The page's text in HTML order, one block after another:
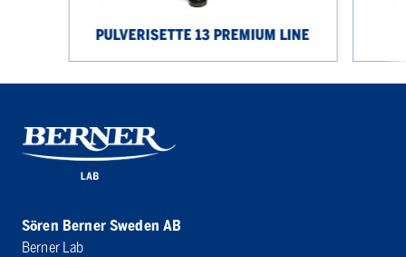
PULVERISETTE 13 PREMIUM LINE
Sören Berner Sweden AB
Berner Lab